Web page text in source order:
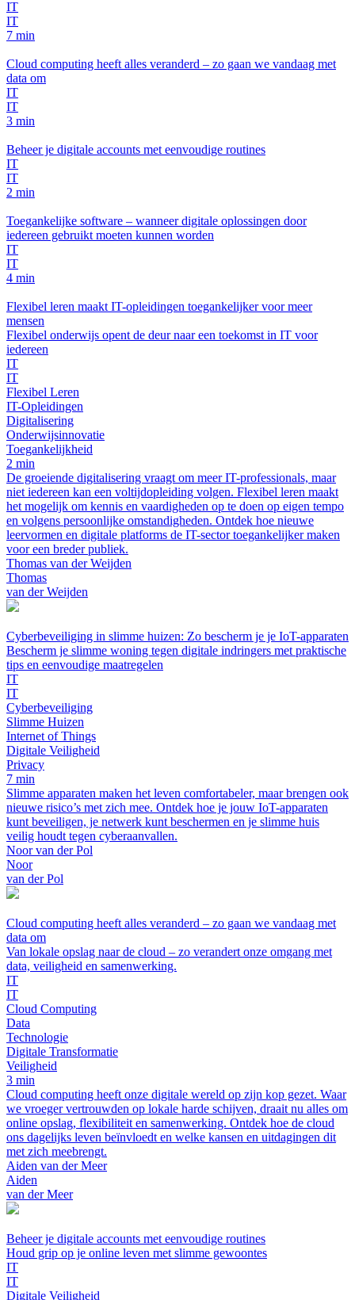
IT
IT
7 min
Cloud computing heeft alles veranderd – zo gaan we vandaag met
data om
IT
IT
3 min
Beheer je digitale accounts met eenvoudige routines
IT
IT
2 min
Toegankelijke software – wanneer digitale oplossingen door
iedereen gebruikt moeten kunnen worden
IT
IT
4 min
Flexibel leren maakt IT-opleidingen toegankelijker voor meer
mensen
Flexibel onderwijs opent de deur naar een toekomst in IT voor
iedereen
IT
IT
Flexibel Leren
IT-Opleidingen
Digitalisering
Onderwijsinnovatie
Toegankelijkheid
2 min
De groeiende digitalisering vraagt om meer IT-professionals, maar
niet iedereen kan een voltijdopleiding volgen. Flexibel leren maakt
het mogelijk om kennis en vaardigheden op te doen op eigen tempo
en volgens persoonlijke omstandigheden. Ontdek hoe nieuwe
leervormen en digitale platforms de IT-sector toegankelijker maken
voor een breder publiek.
Thomas van der Weijden
Thomas
van der Weijden
Cyberbeveiliging in slimme huizen: Zo bescherm je je IoT-apparaten
Bescherm je slimme woning tegen digitale indringers met praktische
tips en eenvoudige maatregelen
IT
IT
Cyberbeveiliging
Slimme Huizen
Internet of Things
Digitale Veiligheid
Privacy
7 min
Slimme apparaten maken het leven comfortabeler, maar brengen ook
nieuwe risico’s met zich mee. Ontdek hoe je jouw IoT-apparaten
kunt beveiligen, je netwerk kunt beschermen en je slimme huis
veilig houdt tegen cyberaanvallen.
Noor van der Pol
Noor
van der Pol
Cloud computing heeft alles veranderd – zo gaan we vandaag met
data om
Van lokale opslag naar de cloud – zo verandert onze omgang met
data, veiligheid en samenwerking.
IT
IT
Cloud Computing
Data
Technologie
Digitale Transformatie
Veiligheid
3 min
Cloud computing heeft onze digitale wereld op zijn kop gezet. Waar
we vroeger vertrouwden op lokale harde schijven, draait nu alles om
online opslag, flexibiliteit en samenwerking. Ontdek hoe de cloud
ons dagelijks leven beïnvloedt en welke kansen en uitdagingen dit
met zich meebrengt.
Aiden van der Meer
Aiden
van der Meer
Beheer je digitale accounts met eenvoudige routines
Houd grip op je online leven met slimme gewoontes
IT
IT
Digitale Veiligheid